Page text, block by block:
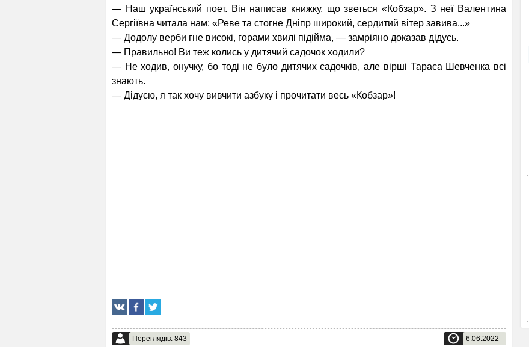
— Наш український поет. Він написав книжку, що зветься «Кобзар». З неї Валентина
Сергіївна читала нам: «Реве та стогне Дніпр широкий, сердитий вітер завива...»
— Додолу верби гне високі, горами хвилі підійма, — замріяно доказав дідусь.
— Правильно! Ви теж колись у дитячий садочок ходили?
— Не ходив, онучку, бо тоді не було дитячих садочків, але вірші Тараса Шевченка всі
знають.
— Дідусю, я так хочу вивчити азбуку і прочитати весь «Кобзар»!
Переглядів: 843 6.06.2022 -